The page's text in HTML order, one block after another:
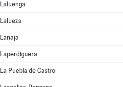
Laluenga
Lalueza
Lanaja
Laperdiguera
La Puebla de Castro